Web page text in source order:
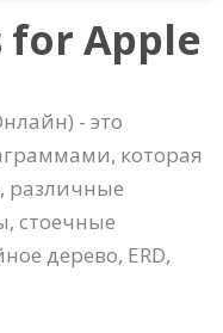
for Apple
- это
которая
различные
стоечные
дерево, ERD,